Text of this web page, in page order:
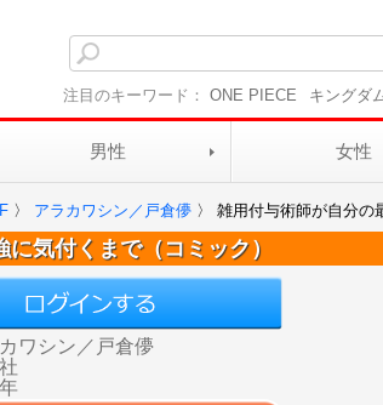
注目のキーワード： ONE PIECE キングダ
男性 女性
〉 アラカワシン／戸倉儚 〉 雑用付与術師が自分の
気付くまで（コミック）
ワシン／戸倉儚